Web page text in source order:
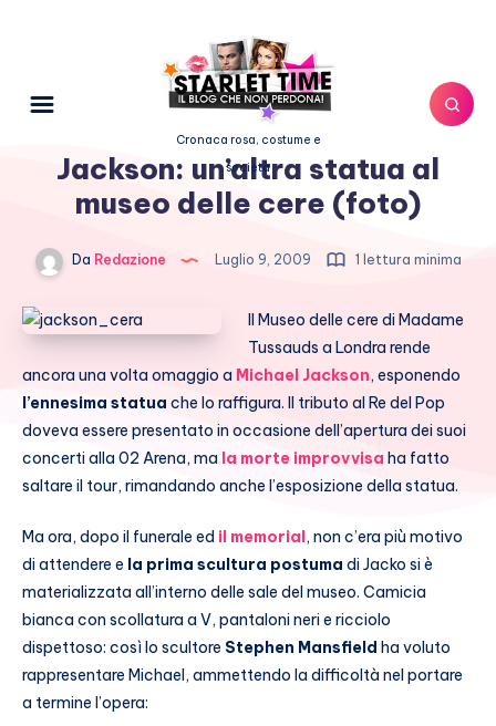
Cronaca rosa, costume e
società
Jackson: un’altra statua al
museo delle cere (foto)
Da Redazione Luglio 9, 2009 1 lettura minima
Il Museo delle cere di Madame
Tussauds a Londra rende
ancora una volta omaggio a Michael Jackson, esponendo
l’ennesima statua che lo raffigura. Il tributo al Re del Pop
doveva essere presentato in occasione dell’apertura dei suoi
concerti alla 02 Arena, ma la morte improvvisa ha fatto
saltare il tour, rimandando anche l’esposizione della statua.
Ma ora, dopo il funerale ed il memorial, non c’era più motivo
di attendere e la prima scultura postuma di Jacko si è
materializzata all’interno delle sale del museo. Camicia
bianca con scollatura a V, pantaloni neri e ricciolo
dispettoso: così lo scultore Stephen Mansfield ha voluto
rappresentare Michael, ammettendo la difficoltà nel portare
a termine l’opera: